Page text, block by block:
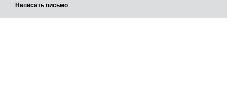
Написать письмо